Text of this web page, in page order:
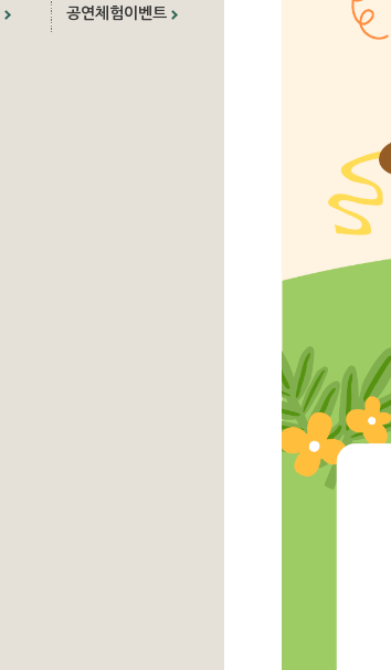
공연체험이벤트